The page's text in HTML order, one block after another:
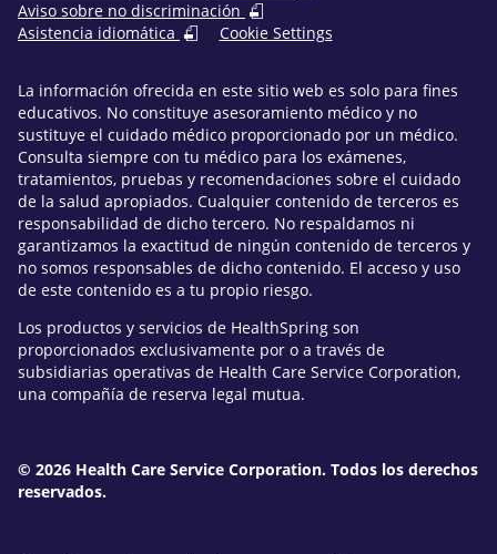
Aviso sobre no discriminación
Asistencia idiomática
Cookie Settings
La información ofrecida en este sitio web es solo para fines
educativos. No constituye asesoramiento médico y no
sustituye el cuidado médico proporcionado por un médico.
Consulta siempre con tu médico para los exámenes,
tratamientos, pruebas y recomendaciones sobre el cuidado
de la salud apropiados. Cualquier contenido de terceros es
responsabilidad de dicho tercero. No respaldamos ni
garantizamos la exactitud de ningún contenido de terceros y
no somos responsables de dicho contenido. El acceso y uso
de este contenido es a tu propio riesgo.
Los productos y servicios de HealthSpring son
proporcionados exclusivamente por o a través de
subsidiarias operativas de Health Care Service Corporation,
una compañía de reserva legal mutua.
© 2026 Health Care Service Corporation. Todos los derechos
reservados.